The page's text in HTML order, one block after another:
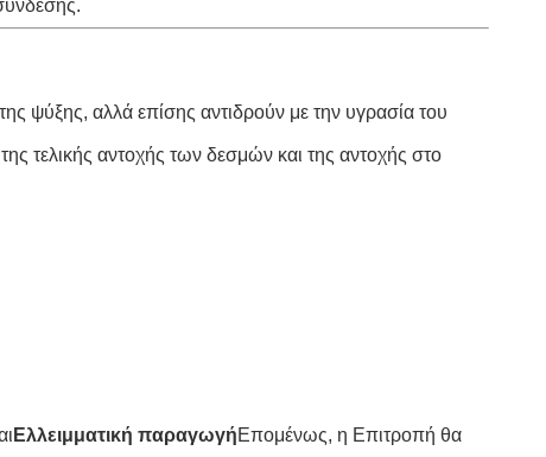
ψύξης, αλλά επίσης αντιδρούν με την υγρασία του
τελικής αντοχής των δεσμών και της αντοχής στο
Ελλειμματική παραγωγήΕπομένως, η Επιτροπή θα